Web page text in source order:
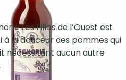
Les Filles de l’Ouest est
à la douceur des pommes qui
nécessitant aucun autre